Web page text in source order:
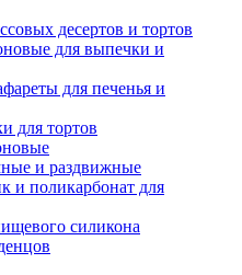
десертов и тортов
для выпечки и
для печенья и
для тортов
и раздвижные
и поликарбонат для
силикона